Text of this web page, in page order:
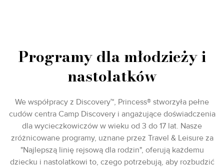
Programy dla młodzieży i
nastolatków
We współpracy z Discovery™, Princess® stworzyła pełne
cudów centra Camp Discovery i angażujące doświadczenia
dla wycieczkowiczów w wieku od 3 do 17 lat. Nasze
zróżnicowane programy, uznane przez Travel & Leisure za
"Najlepszą linię rejsową dla rodzin", oferują każdemu
dziecku i nastolatkowi to, czego potrzebują, aby rozbudzić